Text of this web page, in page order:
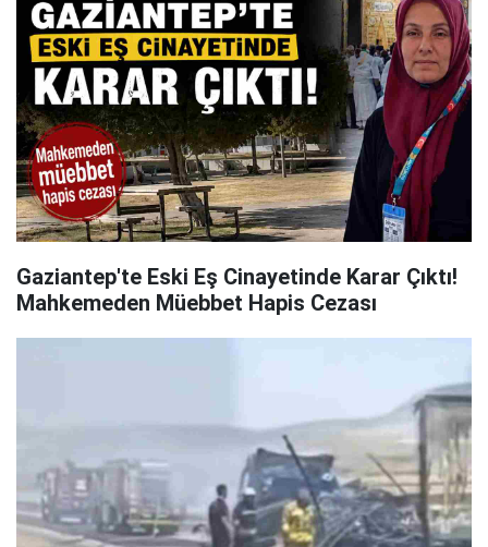
Gaziantep'te Eski Eş Cinayetinde Karar Çıktı!
Mahkemeden Müebbet Hapis Cezası